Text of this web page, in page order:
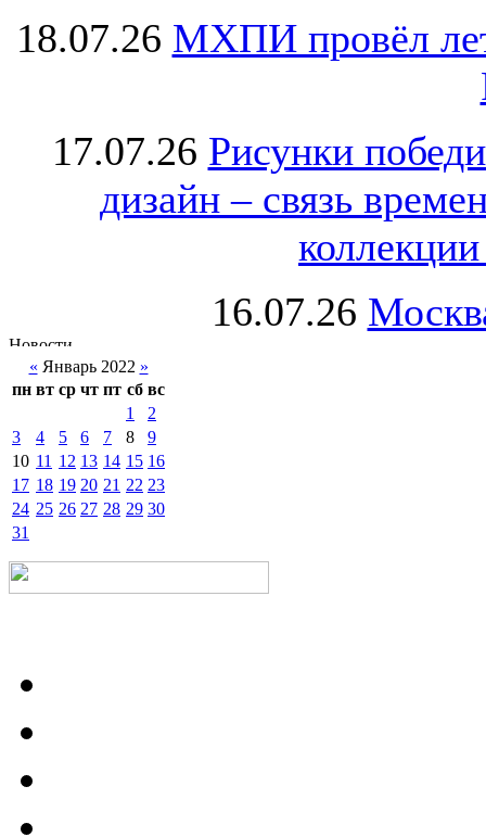
18.07.26 МХПИ провёл
17.07.26 Рисунки
дизайн – связь
16.07.26
« Январь 2022 »
пн вт ср чт пт сб вс
1
2
3
4 5 6 7 8
9
10 11 12 13 14 15 16
17 18 19 20 21 22 23
24 25 26 27 28 29 30
31